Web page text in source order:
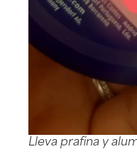
Lleva prafina y